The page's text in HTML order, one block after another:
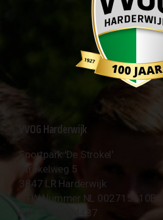
VVOG Harderwijk
Sportpark 'De Strokel'
Strokelweg 5
3847 LR Harderwijk
BTW Nummer NL 002715910B01
KvK Nr 40094437